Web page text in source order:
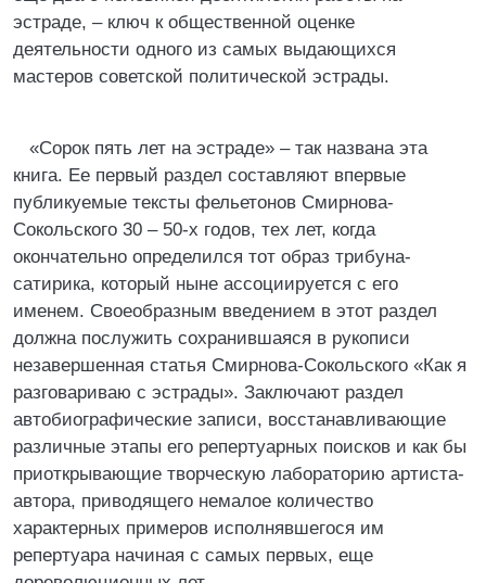
эстраде, – ключ к общественной оценке
деятельности одного из самых выдающихся
мастеров советской политической эстрады.
«Сорок пять лет на эстраде» – так названа эта
книга. Ее первый раздел составляют впервые
публикуемые тексты фельетонов Смирнова-
Сокольского 30 – 50-х годов, тех лет, когда
окончательно определился тот образ трибуна-
сатирика, который ныне ассоциируется с его
именем. Своеобразным введением в этот раздел
должна послужить сохранившаяся в рукописи
незавершенная статья Смирнова-Сокольского «Как я
разговариваю с эстрады». Заключают раздел
автобиографические записи, восстанавливающие
различные этапы его репертуарных поисков и как бы
приоткрывающие творческую лабораторию артиста-
автора, приводящего немалое количество
характерных примеров исполнявшегося им
репертуара начиная с самых первых, еще